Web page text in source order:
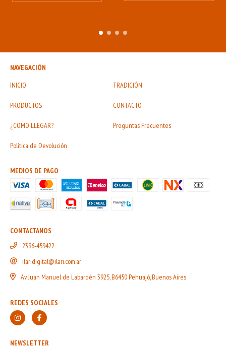
NAVEGACIÓN
INICIO
TRADICIÓN
PRODUCTOS CONTACTO
¿COMO LLEGAR? Preguntas Frecuentes
Política de Devolución
MEDIOS DE PAGO
CONTACTANOS
2396-459422
ilaridigital@ilari.com.ar
Av. Juan Manuel de Labardén 3925, B6450 Pehuajó, Buenos Aires
REDES SOCIALES
NEWSLETTER